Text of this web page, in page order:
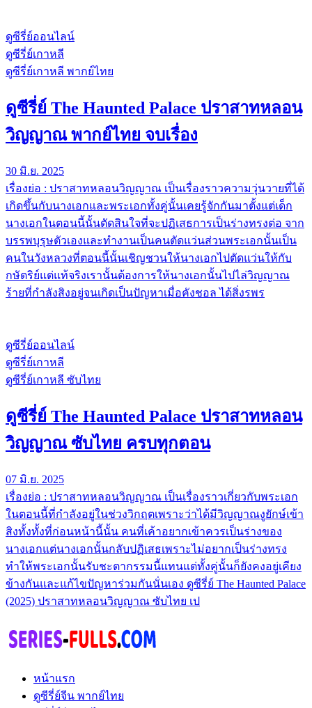
ดูซีรี่ย์ออนไลน์
ดูซีรี่ย์เกาหลี
ดูซีรี่ย์เกาหลี พากย์ไทย
ดูซีรี่ย์ The Haunted Palace ปราสาทหลอน
วิญญาณ พากย์ไทย จบเรื่อง
30 มิ.ย. 2025
เรื่องย่อ : ปราสาทหลอนวิญญาณ เป็นเรื่องราวความวุ่นวายที่ได้
เกิดขึ้นกับนางเอกและพระเอกทั้งคู่นั้นเคยรู้จักกันมาตั้งแต่เด็ก
นางเอกในตอนนี้นั้นตัดสินใจที่จะปฏิเสธการเป็นร่างทรงต่อ จาก
บรรพบุรุษตัวเองและทำงานเป็นคนตัดแว่นส่วนพระเอกนั้นเป็น
คนในวังหลวงที่ตอนนี้นั้นเชิญชวนให้นางเอกไปตัดแว่นให้กับ
กษัตริย์แต่แท้จริงเรานั้นต้องการให้นางเอกนั้นไปไล่วิญญาณ
ร้ายที่กำลังสิงอยู่จนเกิดเป็นปัญหาเมื่อคังชอล ได้สิ่งรพร
ดูซีรี่ย์ออนไลน์
ดูซีรี่ย์เกาหลี
ดูซีรี่ย์เกาหลี ซับไทย
ดูซีรี่ย์ The Haunted Palace ปราสาทหลอน
วิญญาณ ซับไทย ครบทุกตอน
07 มิ.ย. 2025
เรื่องย่อ : ปราสาทหลอนวิญญาณ เป็นเรื่องราวเกี่ยวกับพระเอก
ในตอนนี้ที่กำลังอยู่ในช่วงวิกฤตเพราะว่าได้มีวิญญาณงูยักษ์เข้า
สิงทั้งทั้งที่ก่อนหน้านี้นั้น คนที่เค้าอยากเข้าควรเป็นร่างของ
นางเอกแต่นางเอกนั้นกลับปฏิเสธเพราะไม่อยากเป็นร่างทรง
ทำให้พระเอกนั้นรับชะตากรรมนี้แทนแต่ทั้งคู่นั้นก็ยังคงอยู่เคียง
ข้างกันและแก้ไขปัญหาร่วมกันนั่นเอง ดูซีรี่ย์ The Haunted Palace
(2025) ปราสาทหลอนวิญญาณ ซับไทย เป
หน้าแรก
ดูซีรี่ย์จีน พากย์ไทย